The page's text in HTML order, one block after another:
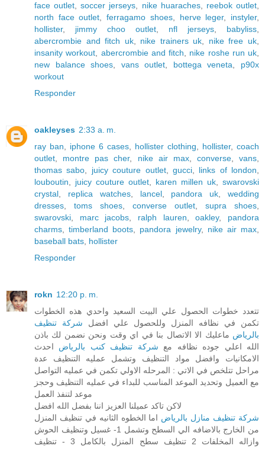
face outlet ,soccer jerseys nike huaraches, reebok outlet
north face outlet ,ferragamo shoes, herve leger, instyler,
hollister, jimmy choo outlet nfl jerseys babyliss
abercrombie and fitch uk, nike trainers uk nike free uk
insanity workout
abercrombie and fitch nike roshe run uk
new balance shoes
vans outlet bottega veneta
p90x
workout
Responder
oakleyses 2:33 a. m.
ray ban
iphone 6 cases hollister clothing hollister, coach
outlet
montre pas cher, nike air max, converse, vans
thomas sabo
juicy couture outlet, gucci, links of london
louboutin
juicy couture outlet karen millen uk
swarovski
crystal
replica watches, lancel, pandora uk ,wedding
dresses
toms shoes converse outlet supra shoes
swarovski
marc jacobs ralph lauren ,oakley, pandora
charms ,timberland boots pandora jewelry, nike air max
baseball bats hollister
Responder
rokn 12:20 p. m.
تتعدد خطوات الحصول علي البيت السعيد واحدي هذه الخطوات
تكمن في نظافه المنزل وللحصول علي افضل شركة تنظيف
بالرياض ماعليك الا الاتصال بنا في اي وقت ونحن نضمن لك باذن
الله اعلي جوده نظافه مع شركة تنظيف كنب بالرياض احدث
الامكانيات وافضل مواد التنظيف وتشمل عمليه التنظيف عدة
مراحل تتلخص في الاتي : المرحله الاولي تكمن في عمليه التواصل
مع العميل وتحديد الموعد المناسب للبداء في عمليه التنظيف وحجز
موعد لتنفذ العمل
لاكن تاكد عميلنا العزيز اننا بفضل الله افضل
شركة تنظيف منازل بالرياض اما الخطوه الثانيه في تنظيف المنزل
من الخارج بالاضافه الي السطح وتشمل 1- غسيل وتنظيف الحوش
وازاله المخلفات 2 تنظيف سطح المنزل بالكامل 3 - تنظيف